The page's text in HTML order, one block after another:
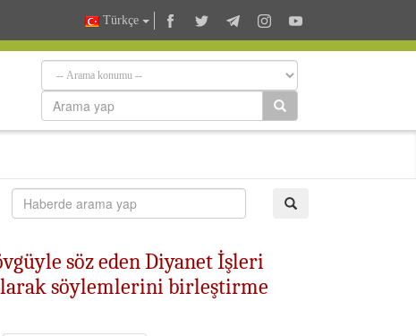
Türkçe
söz eden Diyanet İşleri
söylemlerini birleştirme